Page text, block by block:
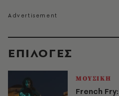
EΠΙΛΟΓΈΣ
ΜΟΥΣΙΚΗ
French